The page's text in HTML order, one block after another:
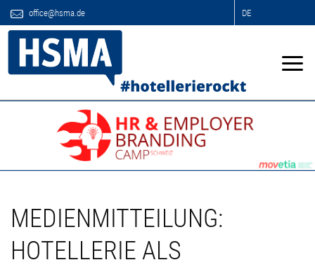
office@hsma.de DE
MEDIENMITTEILUNG:
HOTELLERIE ALS